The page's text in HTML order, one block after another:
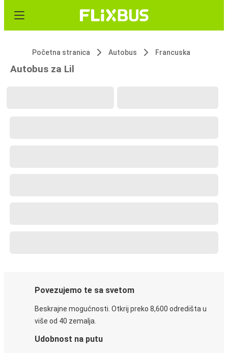
Početna stranica Autobus Francuska
Autobus za Lil
Povezujemo te sa svetom
Beskrajne mogućnosti. Otkrij preko 8,600 odredišta u
više od 40 zemalja.
Udobnost na putu